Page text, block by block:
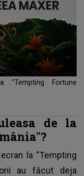
"Tempting Fortune
de la
la ”Tempting
au făcut deja